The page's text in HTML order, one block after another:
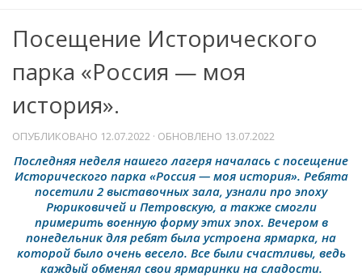
Посещение Исторического
парка «Россия — моя
история».
ОПУБЛИКОВАНО 12.07.2022 · ОБНОВЛЕНО 13.07.2022
Последняя неделя нашего лагеря началась с посещение
Исторического парка «Россия — моя история». Ребята
посетили 2 выставочных зала, узнали про эпоху
Рюриковичей и Петровскую, а также смогли
примерить военную форму этих эпох. Вечером в
понедельник для ребят была устроена ярмарка, на
которой было очень весело. Все были счастливы, ведь
каждый обменял свои ярмаринки на сладости.